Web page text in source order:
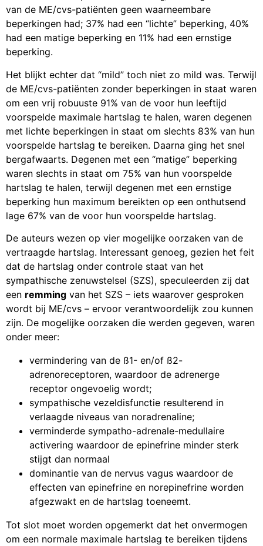
van de ME/cvs-patiënten geen waarneembare
beperkingen had; 37% had een “lichte” beperking, 40%
had een matige beperking en 11% had een ernstige
beperking.
Het blijkt echter dat “mild” toch niet zo mild was. Terwijl
de ME/cvs-patiënten zonder beperkingen in staat waren
om een vrij robuuste 91% van de voor hun leeftijd
voorspelde maximale hartslag te halen, waren degenen
met lichte beperkingen in staat om slechts 83% van hun
voorspelde hartslag te bereiken. Daarna ging het snel
bergafwaarts. Degenen met een “matige” beperking
waren slechts in staat om 75% van hun voorspelde
hartslag te halen, terwijl degenen met een ernstige
beperking hun maximum bereikten op een onthutsend
lage 67% van de voor hun voorspelde hartslag.
De auteurs wezen op vier mogelijke oorzaken van de
vertraagde hartslag. Interessant genoeg, gezien het feit
dat de hartslag onder controle staat van het
sympathische zenuwstelsel (SZS), speculeerden zij dat
een remming van het SZS – iets waarover gesproken
wordt bij ME/cvs – ervoor verantwoordelijk zou kunnen
zijn. De mogelijke oorzaken die werden gegeven, waren
onder meer:
vermindering van de ß1- en/of ß2-
adrenoreceptoren, waardoor de adrenerge
receptor ongevoelig wordt;
sympathische vezeldisfunctie resulterend in
verlaagde niveaus van noradrenaline;
verminderde sympatho-adrenale-medullaire
activering waardoor de epinefrine minder sterk
stijgt dan normaal
dominantie van de nervus vagus waardoor de
effecten van epinefrine en norepinefrine worden
afgezwakt en de hartslag toeneemt.
Tot slot moet worden opgemerkt dat het onvermogen
om een normale maximale hartslag te bereiken tijdens